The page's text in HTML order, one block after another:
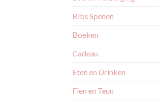
Bibs Spenen
Boeken
Cadeau
Eten en Drinken
Fien en Teun